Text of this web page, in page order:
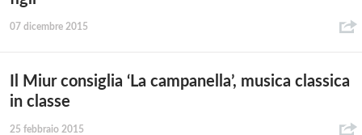
07 dicembre 2015
Il Miur consiglia ‘La campanella’, musica classica
in classe
25 febbraio 2015